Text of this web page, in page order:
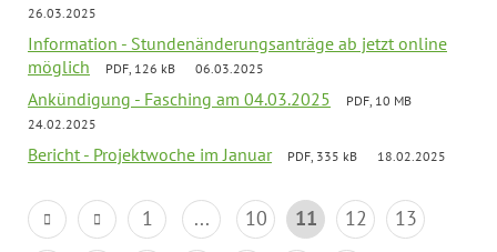
26.03.2025
Information - Stundenänderungsanträge ab jetzt online
möglich
PDF, 126 kB 06.03.2025
Ankündigung - Fasching am 04.03.2025
PDF, 10 MB
24.02.2025
Bericht - Projektwoche im Januar PDF, 335 kB 18.02.2025
1 ... 10 11 12
13